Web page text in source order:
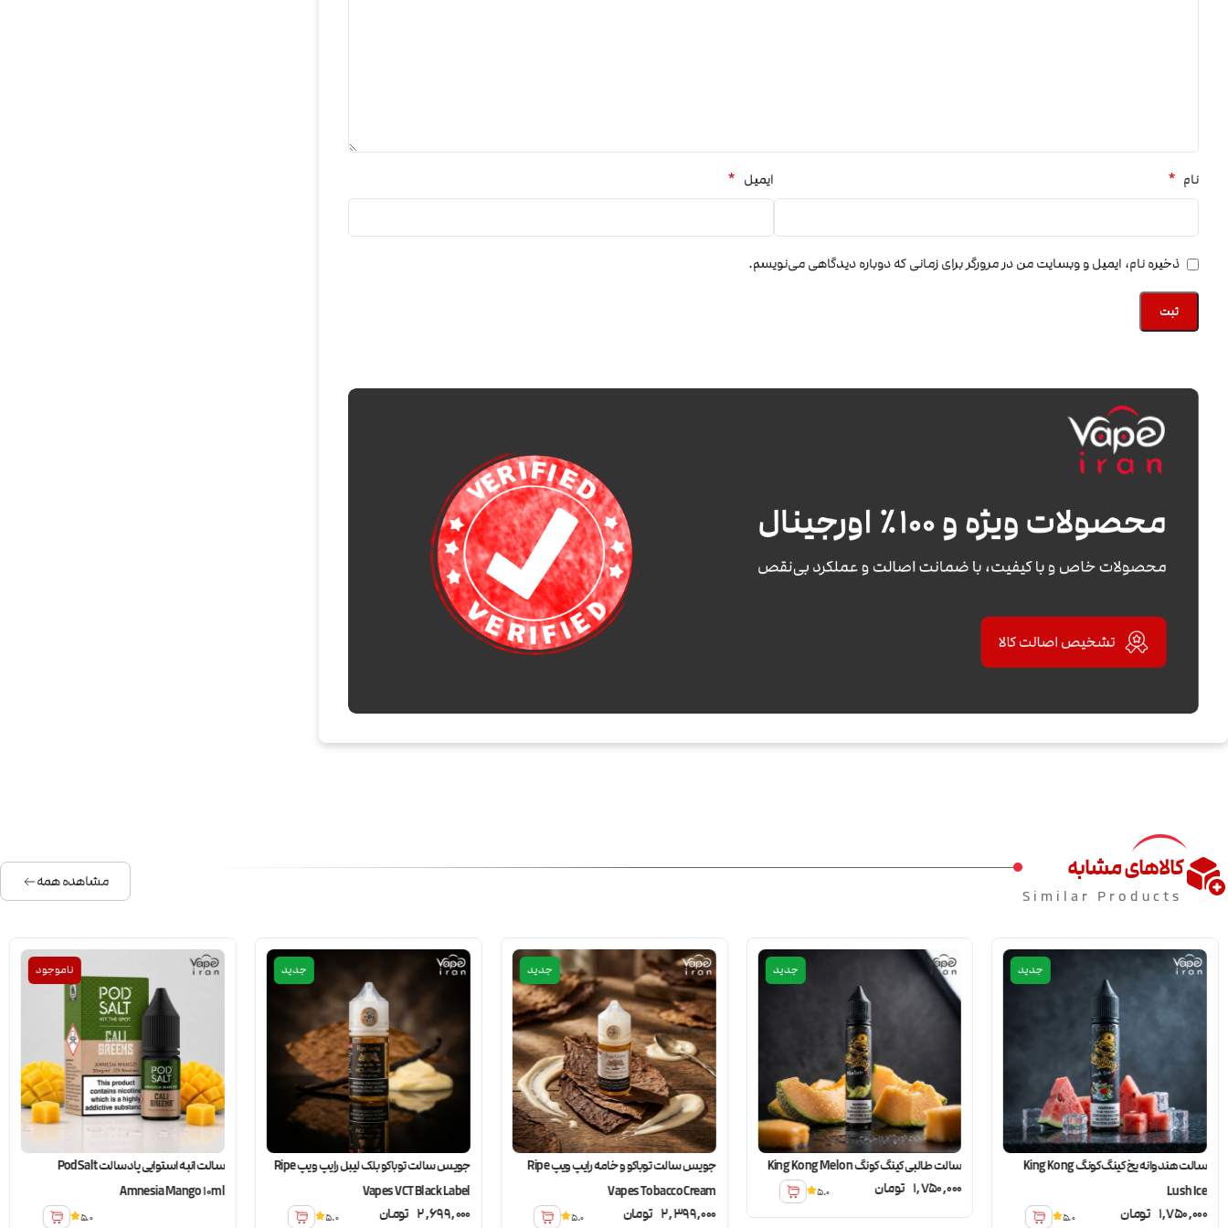
نام * ایمیل *
ذخیره نام، ایمیل و وبسایت من در مرورگر برای زمانی که دوباره دیدگاهی می‌نویسم.
کالاهای مشابه
Similar Products
مشاهده همه
جدید
سالت هندوانه یخ کینگ کونگ King Kong
Lush Ice
1,750,000 تومان 5.0
جدید
سالت طالبی کینگ کونگ King Kong Melon
1,750,000 تومان 5.0
جدید
جویس سالت توباکو و خامه رایپ ویپ Ripe
Vapes Tobacco Cream
2,399,000 تومان 5.0
جدید
جویس سالت توباکو بلک لیبل رایپ ویپ Ripe
Vapes VCT Black Label
2,699,000 تومان 5.0
ناموجود
سالت انبه استوایی پادسالت PodSalt
Amnesia Mango 10ml
5.0